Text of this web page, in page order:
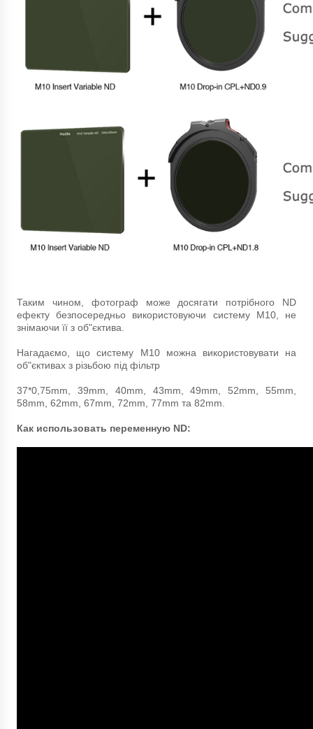
Таким чином, фотограф може досягати потрібного ND
ефекту безпосередньо використовуючи систему М10, не
знімаючи її з об"єктива.
Нагадаємо, що систему М10 можна використовувати на
об"єктивах з різьбою під фільтр
37*0,75mm, 39mm, 40mm, 43mm, 49mm, 52mm, 55mm,
58mm, 62mm, 67mm, 72mm, 77mm та 82mm.
Как использовать переменную ND: